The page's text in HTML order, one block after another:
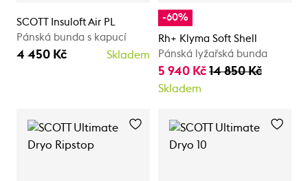
SCOTT Insuloft Air PL
Pánská bunda s kapucí
4 450 Kč Skladem
-60%
Rh+ Klyma Soft Shell
Pánská lyžařská bunda
5 940 Kč 14 850 Kč
Skladem